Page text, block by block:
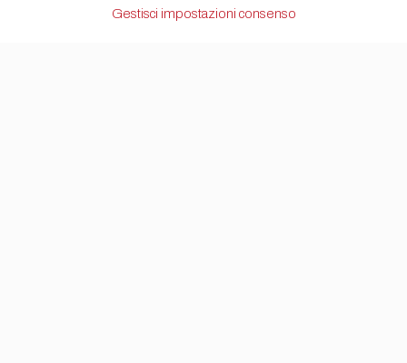
Gestisci impostazioni consenso